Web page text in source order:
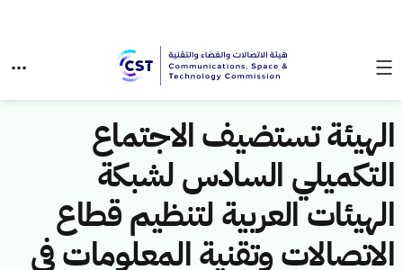
الهيئة تستضيف الاجتماع
التكميلي السادس لشبكة
الهيئات العربية لتنظيم قطاع
الاتصالات وتقنية المعلومات في